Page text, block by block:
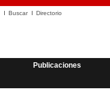
Buscar Directorio
Publicaciones